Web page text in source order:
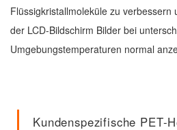
Flüssigkristallmoleküle zu verbessern
der LCD-Bildschirm Bilder bei
Umgebungstemperaturen normal
Kundenspezifische PET-